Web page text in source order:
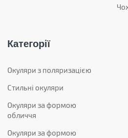
Категорії
Окуляри з поляризацією
Стильні окуляри
Окуляри за формою
обличчя
Окуляри за формою